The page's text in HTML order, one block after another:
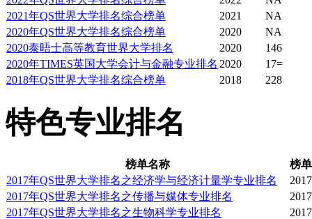
每个学院都设一位院长
研究工作，并确保学生
位学院官员、行政和助
查邮件、查看通知以及
见面。
2021年QS世界大学排名综合榜单
2021
NA
2020年QS世界大学排名综合榜单
2020
NA
2020泰晤士高等教育世界大学排名
2020
146
2020年TIMES英国大学会计与金融专业排名 2020
17=
2018年QS世界大学排名综合榜单
2018 228
特色专业排名
榜单名称
榜
2017年QS世界大学排名之经济学与经济计量学专业排名
2017
2017年QS世界大学排名之传播与媒体专业排名
2017
2017年QS世界大学排名之生物科学专业排名
2017